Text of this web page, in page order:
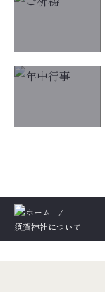
/
須賀神社について